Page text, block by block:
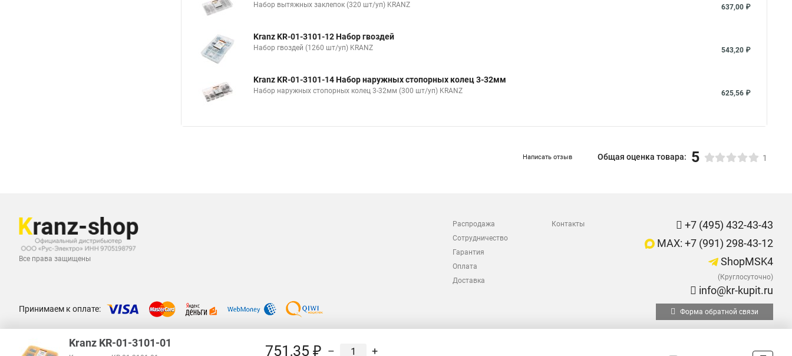
Набор вытяжных заклепок (320 шт/уп) KRANZ 637,00 ₽
Kranz KR-01-3101-12 Набор гвоздей
Набор гвоздей (1260 шт/уп) KRANZ 543,20 ₽
Kranz KR-01-3101-14 Набор наружных стопорных колец 3-32мм
Набор наружных стопорных колец 3-32мм (300 шт/уп) KRANZ 625,56 ₽
Написать отзыв Общая оценка товара: 5 1
Все права защищены
Распродажа
Сотрудничество
Гарантия
Оплата
Доставка
Контакты
+7 (495) 432-43-43
MAX: +7 (991) 298-43-12
ShopMSK4
(Круглосуточно)
info@kr-kupit.ru
Принимаем к оплате: Форма обратной связи
Kranz KR-01-3101-01 751,35 ₽ – +